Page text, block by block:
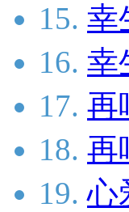
15. 幸
16. 幸
17. 再
18. 再
19. 心